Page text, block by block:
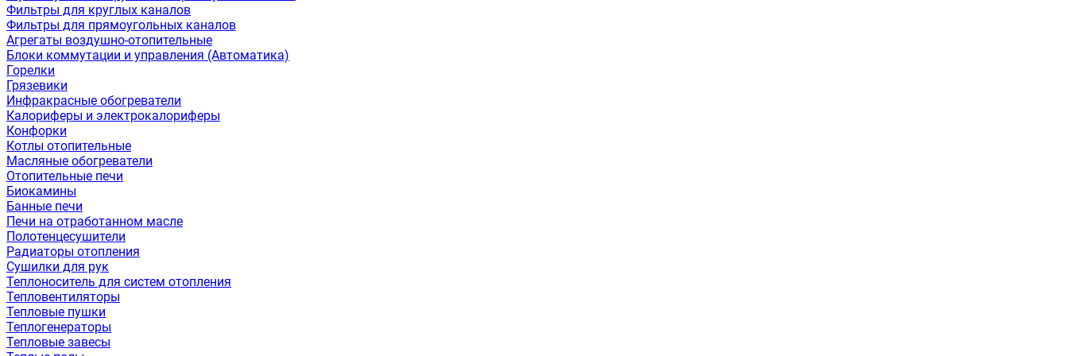
Фильтры для круглых каналов
Фильтры для прямоугольных каналов
Агрегаты воздушно-отопительные
Блоки коммутации и управления (Автоматика)
Горелки
Грязевики
Инфракрасные обогреватели
Калориферы и электрокалориферы
Конфорки
Котлы отопительные
Масляные обогреватели
Отопительные печи
Биокамины
Банные печи
Печи на отработанном масле
Полотенцесушители
Радиаторы отопления
Сушилки для рук
Теплоноситель для систем отопления
Тепловентиляторы
Тепловые пушки
Теплогенераторы
Тепловые завесы